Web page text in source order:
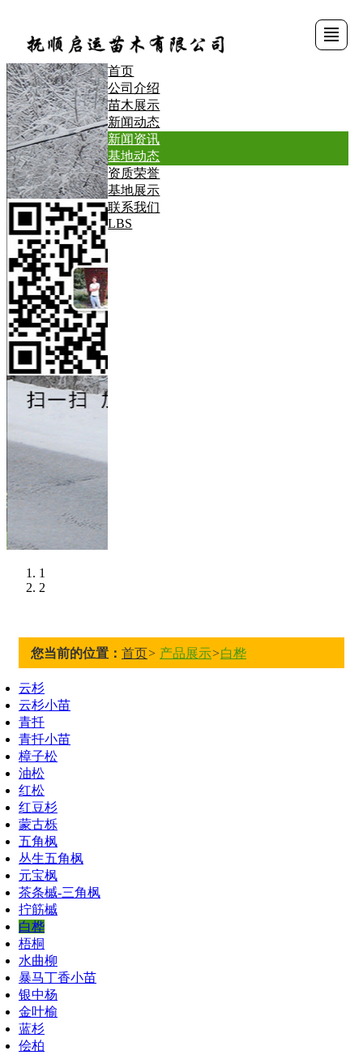
首
页
公
司
介
首页
公司介绍
苗木展示
新闻动态
新闻资讯
基地动态
资质荣誉
基地展示
联系我们
LBS
1
2
您当前的位置： 首页> 产品展示>白桦
云杉
云杉小苗
青扦
青扦小苗
樟子松
油松
红松
红豆杉
蒙古栎
五角枫
丛生五角枫
元宝枫
茶条槭-三角枫
拧筋槭
白桦
梧桐
水曲柳
暴马丁香小苗
银中杨
金叶榆
蓝杉
侩柏